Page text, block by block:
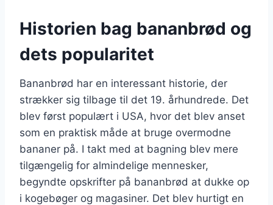
Historien bag bananbrød og
dets popularitet
Bananbrød har en interessant historie, der
strækker sig tilbage til det 19. århundrede. Det
blev først populært i USA, hvor det blev anset
som en praktisk måde at bruge overmodne
bananer på. I takt med at bagning blev mere
tilgængelig for almindelige mennesker,
begyndte opskrifter på bananbrød at dukke op
i kogebøger og magasiner. Det blev hurtigt en